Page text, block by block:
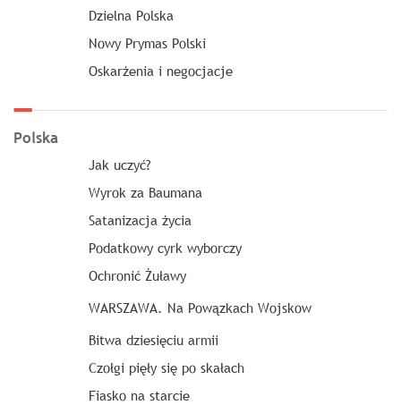
Dzielna Polska
Nowy Prymas Polski
Oskarżenia i negocjacje
Polska
Jak uczyć?
Wyrok za Baumana
Satanizacja życia
Podatkowy cyrk wyborczy
Ochronić Żuławy
WARSZAWA. Na Powązkach Wojskow
Bitwa dziesięciu armii
Czołgi pięły się po skałach
Fiasko na starcie